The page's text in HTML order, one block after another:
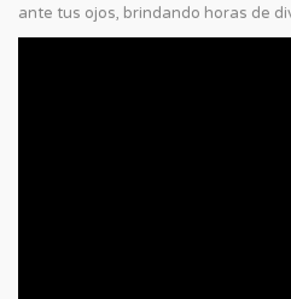
ante tus ojos, brindando horas de